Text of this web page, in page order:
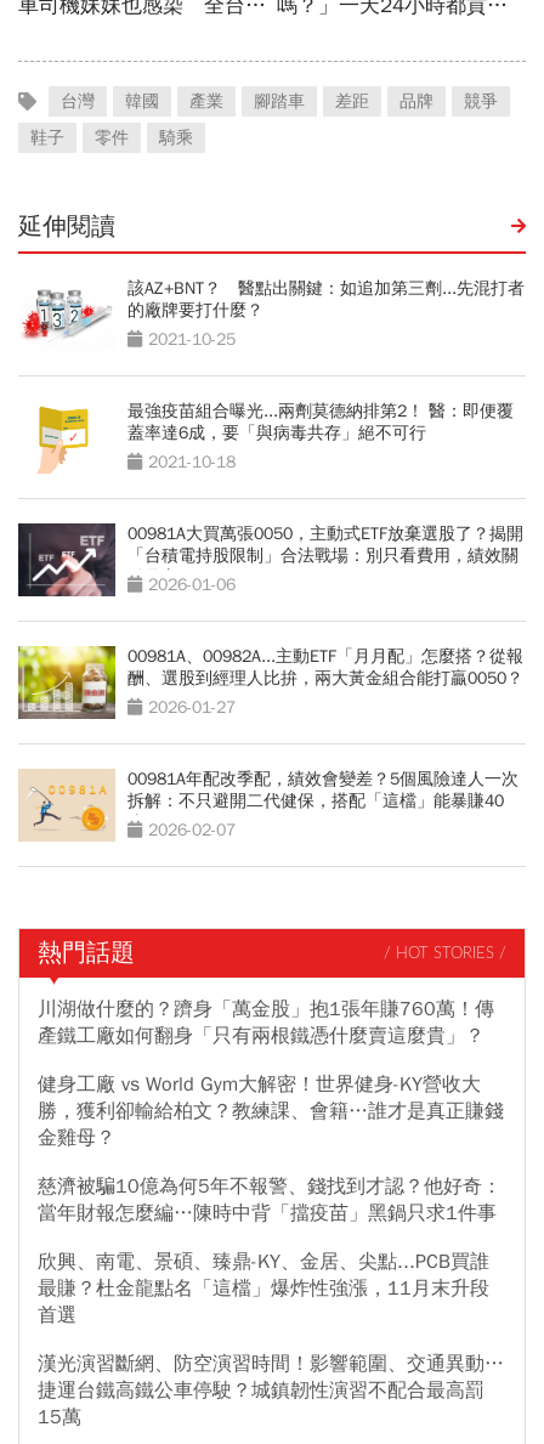
台灣 韓國 產業 腳踏車 差距 品牌
競爭
鞋子
零件 騎乘
延伸閱讀
該AZ+BNT？ 醫點出關鍵：如追加第三劑...先混打者
的廠牌要打什麼？
2021-10-25
最強疫苗組合曝光...兩劑莫德納排第2！ 醫：即便覆
蓋率達6成，要「與病毒共存」絕不可行
2021-10-18
00981A大買萬張0050，主動式ETF放棄選股了？揭開
「台積電持股限制」合法戰場：別只看費用，績效關
鍵是它
2026-01-06
00981A、00982A...主動ETF「月月配」怎麼搭？從報
酬、選股到經理人比拚，兩大黃金組合能打贏0050？
2026-01-27
00981A年配改季配，績效會變差？5個風險達人一次
拆解：不只避開二代健保，搭配「這檔」能暴賺40
倍？2026-02-07
熱門話題 / HOT STORIES /
川湖做什麼的？躋身「萬金股」抱1張年賺760萬！傳
產鐵工廠如何翻身「只有兩根鐵憑什麼賣這麼貴」？
健身工廠 vs World Gym大解密！世界健身-KY營收大
勝，獲利卻輸給柏文？教練課、會籍…誰才是真正賺錢
金雞母？
慈濟被騙10億為何5年不報警、錢找到才認？他好奇：
當年財報怎麼編…陳時中背「擋疫苗」黑鍋只求1件事
欣興、南電、景碩、臻鼎-KY、金居、尖點...PCB買誰
最賺？杜金龍點名「這檔」爆炸性強漲，11月末升段
首選
漢光演習斷網、防空演習時間！影響範圍、交通異動…
捷運台鐵高鐵公車停駛？城鎮韌性演習不配合最高罰
15萬